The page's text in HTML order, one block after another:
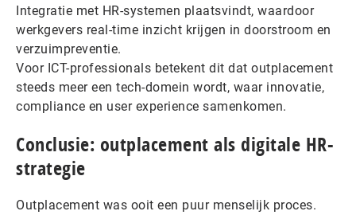
Integratie met HR-systemen plaatsvindt, waardoor
werkgevers real-time inzicht krijgen in doorstroom en
verzuimpreventie.
Voor ICT-professionals betekent dit dat outplacement
steeds meer een tech-domein wordt, waar innovatie,
compliance en user experience samenkomen.
Conclusie: outplacement als digitale HR-
strategie
Outplacement was ooit een puur menselijk proces.